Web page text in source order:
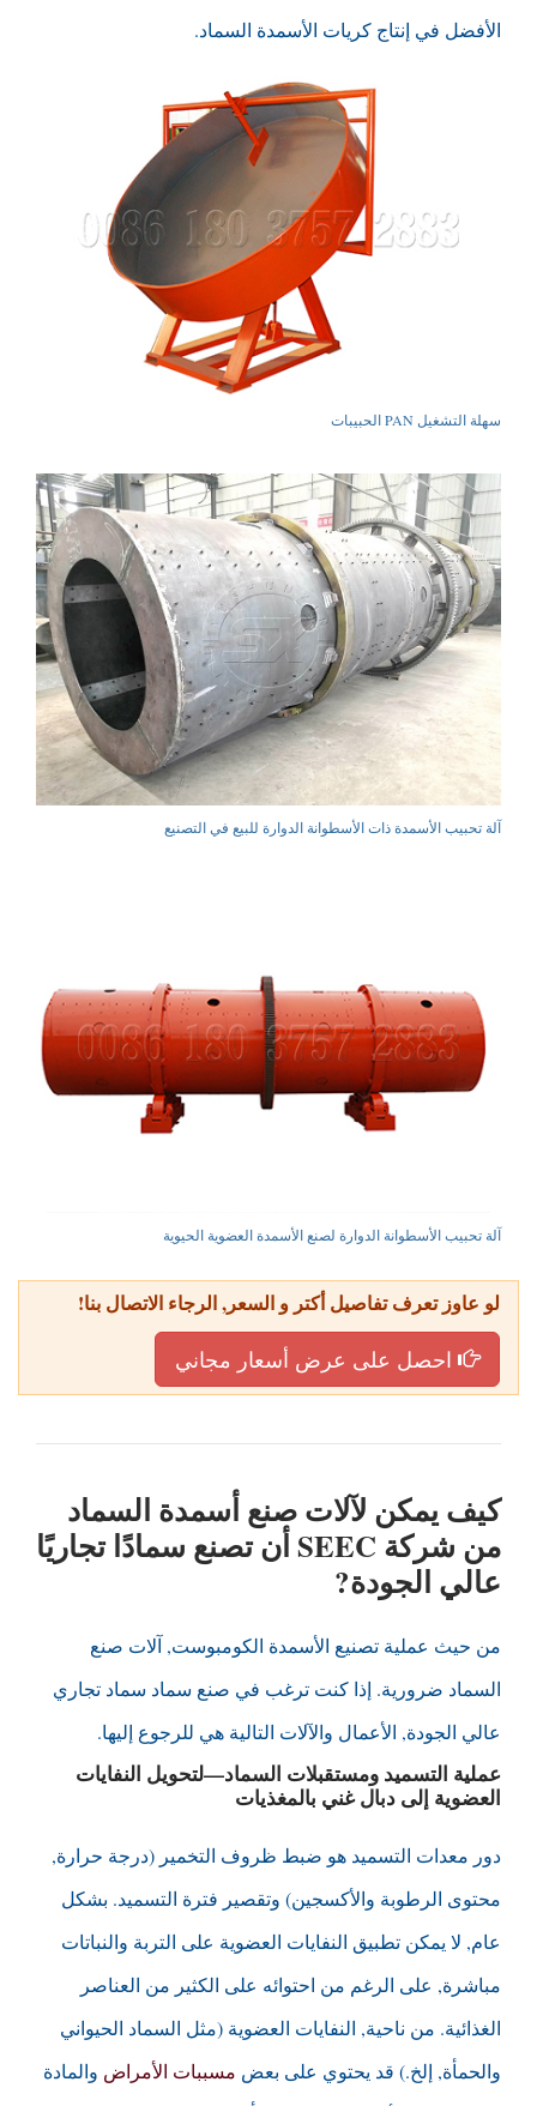
الأفضل في إنتاج كريات الأسمدة السماد.
سهلة التشغيل PAN الحبيبات
آلة تحبيب الأسمدة ذات الأسطوانة الدوارة للبيع في التصنيع
آلة تحبيب الأسطوانة الدوارة لصنع الأسمدة العضوية الحيوية
لو عاوز تعرف تفاصيل أكتر و السعر, الرجاء الاتصال بنا!
احصل على عرض أسعار مجاني
كيف يمكن لآلات صنع أسمدة السماد
من شركة SEEC أن تصنع سمادًا تجاريًا
عالي الجودة?
من حيث عملية تصنيع الأسمدة الكومبوست, آلات صنع
السماد ضرورية. إذا كنت ترغب في صنع سماد سماد تجاري
عالي الجودة, الأعمال والآلات التالية هي للرجوع إليها.
عملية التسميد ومستقبلات السماد—لتحويل النفايات
العضوية إلى دبال غني بالمغذيات
دور معدات التسميد هو ضبط ظروف التخمير (درجة حرارة,
محتوى الرطوبة والأكسجين) وتقصير فترة التسميد. بشكل
عام, لا يمكن تطبيق النفايات العضوية على التربة والنباتات
مباشرة, على الرغم من احتوائه على الكثير من العناصر
الغذائية. من ناحية, النفايات العضوية (مثل السماد الحيواني
والحمأة, إلخ.) قد يحتوي على بعض مسببات الأمراض والمادة